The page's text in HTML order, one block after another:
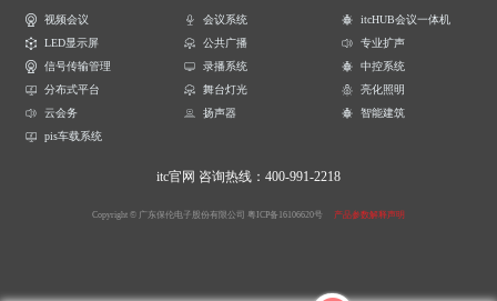
视频会议 会议系统
itcHUB会议一体机
LED显示屏
公共广播
专业扩声
信号传输管理
录播系统
中控系统
分布式平台
舞台灯光
亮化照明
云会务
扬声器
智能建筑
pis车载系统
itc官网 咨询热线：400-991-2218
Copyright © 广东保伦电子股份有限公司 粤ICP备16106620号 产品参数解释声明